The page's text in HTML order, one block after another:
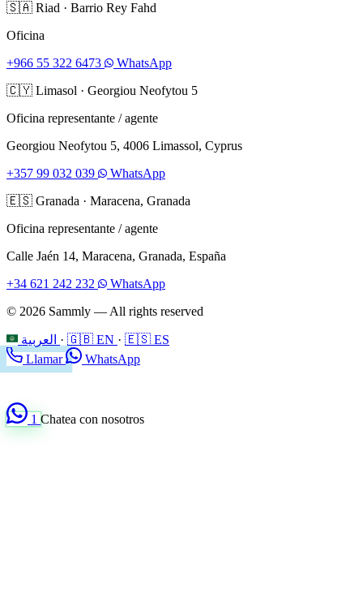
🇸🇦 Riad · Barrio Rey Fahd
Oficina
+966 55 322 6473
WhatsApp
🇨🇾 Limasol · Georgiou Neofytou 5
Oficina representante / agente
Georgiou Neofytou 5, 4006 Limassol, Cyprus
+357 99 032 039
WhatsApp
🇪🇸 Granada · Maracena, Granada
Oficina representante / agente
Calle Jaén 14, Maracena, Granada, España
+34 621 242 232
WhatsApp
© 2026 Sammly — All rights reserved
· 🇬🇧 EN · 🇪🇸 ES
Llamar
WhatsApp
1 Chatea con nosotros